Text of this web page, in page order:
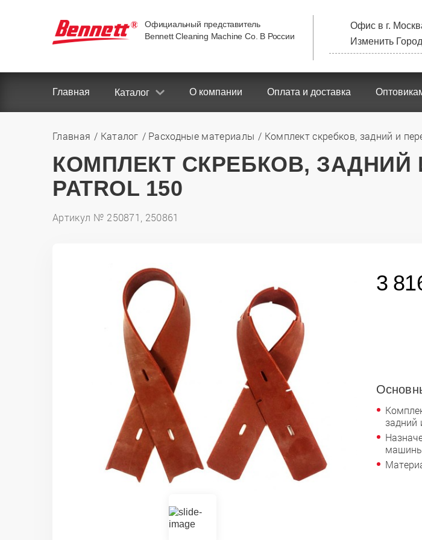
Официальный представитель
Bennett Cleaning Machine Co. В России
Офис в г.
Изменить Город
Главная Каталог О компании Оплата и доставка
Главная Каталог Расходные материалы Комплект скребков, задний и
КОМПЛЕКТ СКРЕБКОВ, ЗАДНИЙ
PATROL 150
Артикул № 250871, 250861
3
задний